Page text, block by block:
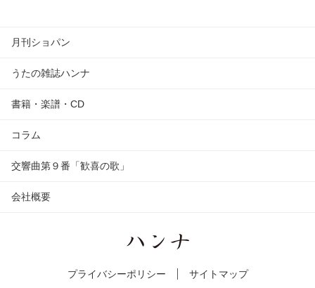
月刊ショパン
うたの雑誌ハンナ
書籍・楽譜・CD
コラム
交響曲第９番「歓喜の歌」
会社概要
プライバシーポリシー サイトマップ